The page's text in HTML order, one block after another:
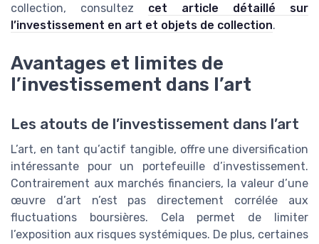
collection, consultez cet article détaillé sur
l’investissement en art et objets de collection.
Avantages et limites de
l’investissement dans l’art
Les atouts de l’investissement dans l’art
L’art, en tant qu’actif tangible, offre une diversification
intéressante pour un portefeuille d’investissement.
Contrairement aux marchés financiers, la valeur d’une
œuvre d’art n’est pas directement corrélée aux
fluctuations boursières. Cela permet de limiter
l’exposition aux risques systémiques. De plus, certaines